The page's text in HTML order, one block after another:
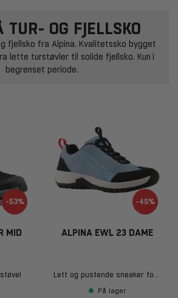
OG FJELLSKO
fjellsko fra Alpina. Kvalitetssko bygget
lette turstøvler til solide fjellsko. Kun i
begrenset periode.
-53%
MID
-45%
ALPINA EWL 23 DAME
Lett og pustende sneaker for hverdagsbruk
På lager